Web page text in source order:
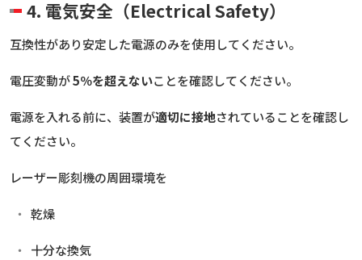
4. 電気安全（Electrical Safety）
互換性があり安定した電源のみを使用してください。
電圧変動が5％を超えないことを確認してください。
電源を入れる前に、装置が適切に接地されていることを確認し
てください。
レーザー彫刻機の周囲環境を
乾燥
十分な換気